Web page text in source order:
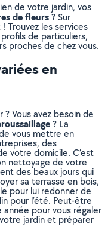
de votre jardin, vos
de fleurs? Sur
Trouvez les services
de particuliers,
proches de chez vous.
en
? Vous avez besoin de
? La
vous mettre en
des
votre domicile. C’est
nettoyage de votre
des beaux jours qui
sa terrasse en bois,
pour lui redonner de
pour l’été. Peut-être
pour vous régaler
jardin et préparer